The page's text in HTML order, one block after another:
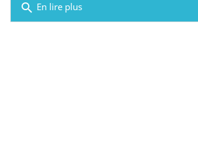
search En lire plus